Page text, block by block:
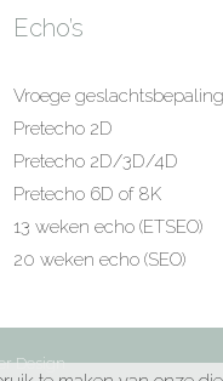
Echo’s
Vroege geslachtsbepaling
Pretecho 2D
Pretecho 2D/3D/4D
Pretecho 6D of 8K
13 weken echo (ETSEO)
20 weken echo (SEO)
Design